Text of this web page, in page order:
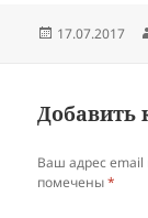
17.07.2017
Добавить
Ваш адрес email
помечены*